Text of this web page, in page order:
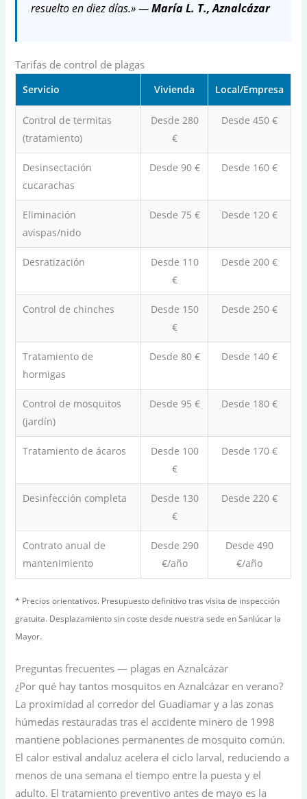
resuelto en diez días.» —María L. T., Aznalcázar
Tarifas de control de plagas
Servicio Vivienda Local/Empresa
Control de termitas
(tratamiento)
Desde 280
€
Desde 450 €
Desinsectación
cucarachas
Desde 90 € Desde 160 €
Eliminación
avispas/nido
Desde 75 € Desde 120 €
Desratización
Desde 110
€
Desde 200 €
Control de chinches
Desde 150
€
Desde 250 €
Tratamiento de
hormigas
Desde 80 € Desde 140 €
Control de mosquitos
(jardín)
Desde 95 € Desde 180 €
Tratamiento de ácaros
Desde 100
€
Desde 170 €
Desinfección completa
Desde 130
€
Desde 220 €
Contrato anual de
mantenimiento
Desde 290
€/año
Desde 490
€/año
* Precios orientativos. Presupuesto definitivo tras visita de inspección
gratuita. Desplazamiento sin coste desde nuestra sede en Sanlúcar la
Mayor.
Preguntas frecuentes — plagas en Aznalcázar
¿Por qué hay tantos mosquitos en Aznalcázar en verano?
La proximidad al corredor del Guadiamar y a las zonas
húmedas restauradas tras el accidente minero de 1998
mantiene poblaciones permanentes de mosquito común.
El calor estival andaluz acelera el ciclo larval, reduciendo a
menos de una semana el tiempo entre la puesta y el
adulto. El tratamiento preventivo antes de mayo es la